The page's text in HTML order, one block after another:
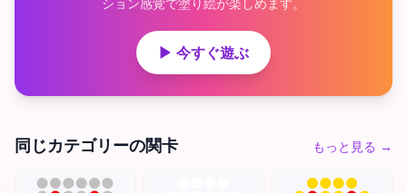
ション感覚で塗り絵が楽しめます。
▶ 今すぐ遊ぶ
同じカテゴリーの関卡 もっと見る →